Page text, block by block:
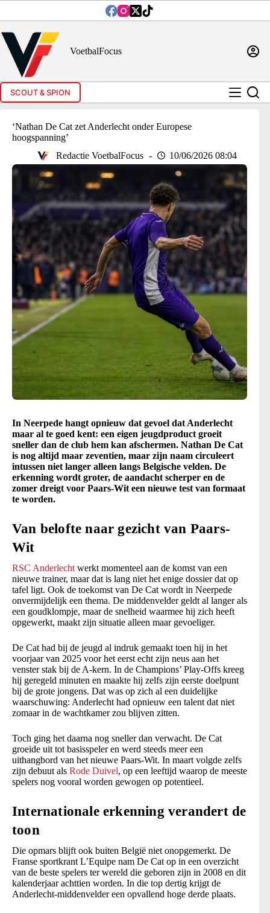
inhoud
VoetbalFocus
SCOUT & SPION
‘Nathan De Cat zet Anderlecht onder Europese
hoogspanning’
Redactie VoetbalFocus
10/06/2026 08:04
In Neerpede hangt opnieuw dat gevoel dat Anderlecht
maar al te goed kent: een eigen jeugdproduct groeit
sneller dan de club hem kan afschermen. Nathan De Cat
is nog altijd maar zeventien, maar zijn naam circuleert
intussen niet langer alleen langs Belgische velden. De
erkenning wordt groter, de aandacht scherper en de
zomer dreigt voor Paars-Wit een nieuwe test van formaat
te worden.
Van belofte naar gezicht van Paars-
Wit
RSC Anderlecht werkt momenteel aan de komst van een
nieuwe trainer, maar dat is lang niet het enige dossier dat op
tafel ligt. Ook de toekomst van De Cat wordt in Neerpede
onvermijdelijk een thema. De middenvelder geldt al langer als
een goudklompje, maar de snelheid waarmee hij zich heeft
opgewerkt, maakt zijn situatie alleen maar gevoeliger.
De Cat had bij de jeugd al indruk gemaakt toen hij in het
voorjaar van 2025 voor het eerst echt zijn neus aan het
venster stak bij de A-kern. In de Champions’ Play-Offs kreeg
hij geregeld minuten en maakte hij zelfs zijn eerste doelpunt
bij de grote jongens. Dat was op zich al een duidelijke
waarschuwing: Anderlecht had opnieuw een talent dat niet
zomaar in de wachtkamer zou blijven zitten.
Toch ging het daarna nog sneller dan verwacht. De Cat
groeide uit tot basisspeler en werd steeds meer een
uithangbord van het nieuwe Paars-Wit. In maart volgde zelfs
zijn debuut als Rode Duivel, op een leeftijd waarop de meeste
spelers nog vooral worden gewogen op potentieel.
Internationale erkenning verandert de
toon
Die opmars blijft ook buiten België niet onopgemerkt. De
Franse sportkrant L’Equipe nam De Cat op in een overzicht
van de beste spelers ter wereld die geboren zijn in 2008 en dit
kalenderjaar achttien worden. In die top dertig krijgt de
Anderlecht-middenvelder een opvallend hoge derde plaats.